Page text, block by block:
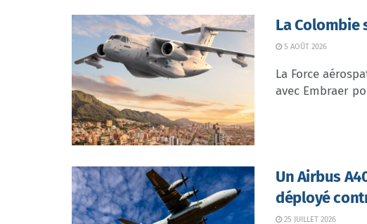
La Colombie
5 AOÛT 2026
La Force
avec Embraer
Un Airbus
déployé
25 JUILLET 2026